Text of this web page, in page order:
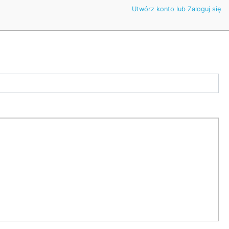
Utwórz konto lub Zaloguj się